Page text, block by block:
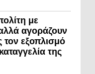
με
αγοράζουν
τον εξοπλισμό
της